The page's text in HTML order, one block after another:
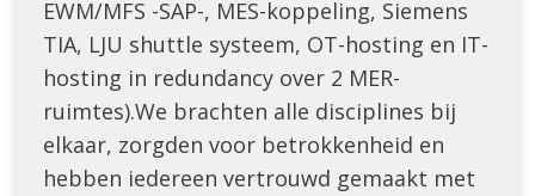
EWM/MFS -SAP-, MES-koppeling, Siemens
TIA, LJU shuttle systeem, OT-hosting en IT-
hosting in redundancy over 2 MER-
ruimtes).We brachten alle disciplines bij
elkaar, zorgden voor betrokkenheid en
hebben iedereen vertrouwd gemaakt met